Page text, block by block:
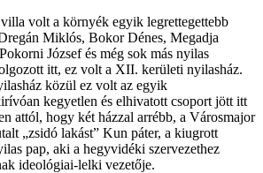
volt a környék egyik legrettegettebb
Miklós, Bokor Dénes, Megadja
József és még sok más nyilas
itt, ez volt a XII. kerületi nyilasház.
közül ez volt az egyik
kegyetlen és elhivatott csoport jött itt
attól, hogy két házzal arrébb, a Városmajor
„zsidó lakást” Kun páter, a kiugrott
pap, aki a hegyvidéki szervezethez
ideológiai-lelki vezetője.